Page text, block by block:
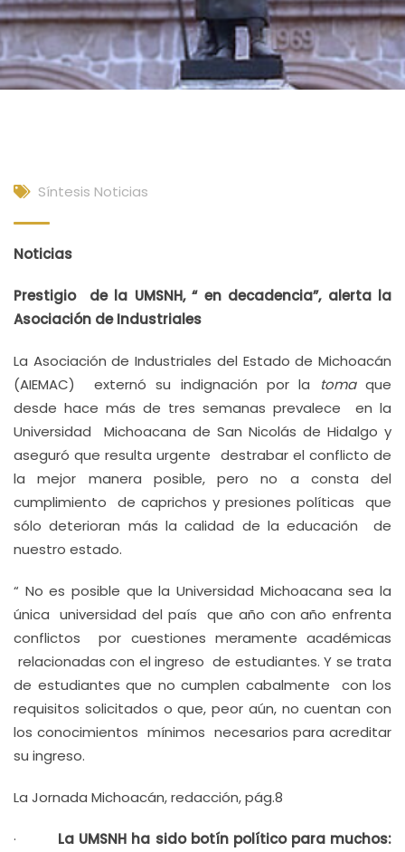
Síntesis Noticias
Noticias
Prestigio de la UMSNH, “ en decadencia”, alerta la
Asociación de Industriales
La Asociación de Industriales del Estado de Michoacán
(AIEMAC) externó su indignación por la
toma que
desde hace más de tres semanas prevalece en la
Universidad Michoacana de San Nicolás de Hidalgo y
aseguró que resulta urgente destrabar el conflicto de
la mejor manera posible, pero no a consta del
cumplimiento de caprichos y presiones políticas que
sólo deterioran más la calidad de la educación de
nuestro estado.
“ No es posible que la Universidad Michoacana sea la
única universidad del país que año con año enfrenta
conflictos por cuestiones meramente académicas
relacionadas con el ingreso de estudiantes. Y se trata
de estudiantes que no cumplen cabalmente con los
requisitos solicitados o que, peor aún, no cuentan con
los conocimientos mínimos necesarios para acreditar
su ingreso.
La Jornada Michoacán, redacción, pág.8
· La UMSNH ha sido botín político para muchos: